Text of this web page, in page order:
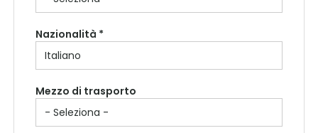
Città di residenza
Indirizzo di residenza
Nazionalità *
Mezzo di trasporto